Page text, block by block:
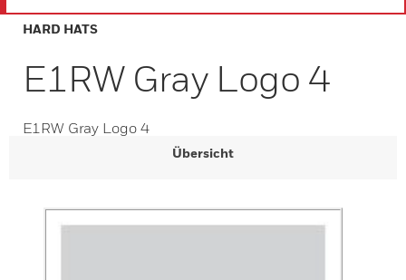
HARD HATS
E1RW Gray Logo 4
E1RW Gray Logo 4
Übersicht